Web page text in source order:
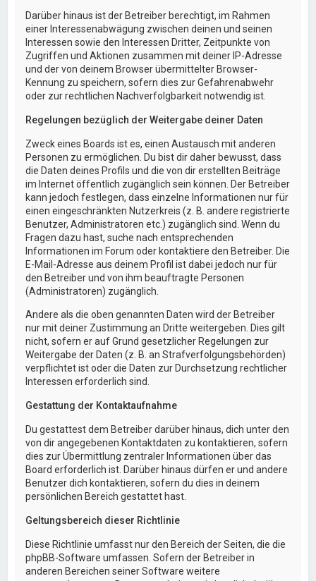
Darüber hinaus ist der Betreiber berechtigt, im Rahmen
einer Interessenabwägung zwischen deinen und seinen
Interessen sowie den Interessen Dritter, Zeitpunkte von
Zugriffen und Aktionen zusammen mit deiner IP-Adresse
und der von deinem Browser übermittelter Browser-
Kennung zu speichern, sofern dies zur Gefahrenabwehr
oder zur rechtlichen Nachverfolgbarkeit notwendig ist.
Regelungen bezüglich der Weitergabe deiner Daten
Zweck eines Boards ist es, einen Austausch mit anderen
Personen zu ermöglichen. Du bist dir daher bewusst, dass
die Daten deines Profils und die von dir erstellten Beiträge
im Internet öffentlich zugänglich sein können. Der Betreiber
kann jedoch festlegen, dass einzelne Informationen nur für
einen eingeschränkten Nutzerkreis (z. B. andere registrierte
Benutzer, Administratoren etc.) zugänglich sind. Wenn du
Fragen dazu hast, suche nach entsprechenden
Informationen im Forum oder kontaktiere den Betreiber. Die
E-Mail-Adresse aus deinem Profil ist dabei jedoch nur für
den Betreiber und von ihm beauftragte Personen
(Administratoren) zugänglich.
Andere als die oben genannten Daten wird der Betreiber
nur mit deiner Zustimmung an Dritte weitergeben. Dies gilt
nicht, sofern er auf Grund gesetzlicher Regelungen zur
Weitergabe der Daten (z. B. an Strafverfolgungsbehörden)
verpflichtet ist oder die Daten zur Durchsetzung rechtlicher
Interessen erforderlich sind.
Gestattung der Kontaktaufnahme
Du gestattest dem Betreiber darüber hinaus, dich unter den
von dir angegebenen Kontaktdaten zu kontaktieren, sofern
dies zur Übermittlung zentraler Informationen über das
Board erforderlich ist. Darüber hinaus dürfen er und andere
Benutzer dich kontaktieren, sofern du dies in deinem
persönlichen Bereich gestattet hast.
Geltungsbereich dieser Richtlinie
Diese Richtlinie umfasst nur den Bereich der Seiten, die die
phpBB-Software umfassen. Sofern der Betreiber in
anderen Bereichen seiner Software weitere